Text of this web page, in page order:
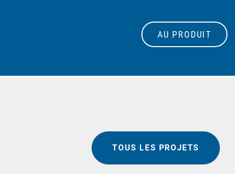
AU PRODUIT
TOUS LES PROJETS